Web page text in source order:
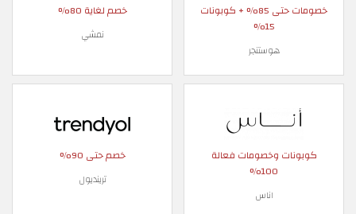
خصومات حتى 85% + كوبونات
15%
هوستنجر
خصم لغاية 80%
نمشي
كوبونات وخصومات فعالة
100%
اناس
خصم حتى 90%
ترينديول